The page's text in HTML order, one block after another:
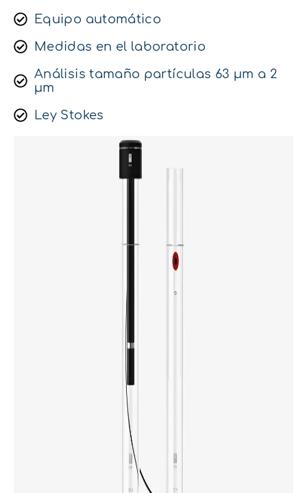
Equipo automático
Medidas en el laboratorio
Análisis tamaño partículas 63 μm a 2
μm
Ley Stokes